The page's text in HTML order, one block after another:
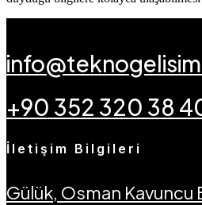
+90 352 320 38
İletişim Bilgileri
Gülük, Osman Kavuncu